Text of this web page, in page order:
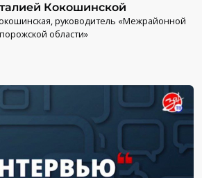
Кокошинской
руководитель «Межрайонной
области»